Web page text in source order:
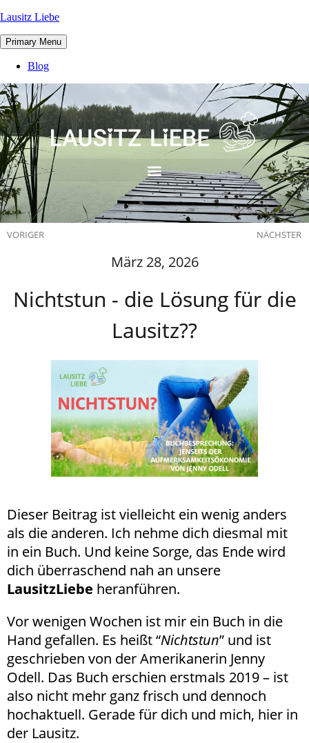
Lausitz Liebe
Primary Menu
Blog
VORIGER NÄCHSTER
März 28, 2026
Nichtstun - die Lösung für die
Lausitz??
Dieser Beitrag ist vielleicht ein wenig anders
als die anderen. Ich nehme dich diesmal mit
in ein Buch. Und keine Sorge, das Ende wird
dich überraschend nah an unsere
LausitzLiebe heranführen.
Vor wenigen Wochen ist mir ein Buch in die
Hand gefallen. Es heißt “Nichtstun” und ist
geschrieben von der Amerikanerin Jenny
Odell. Das Buch erschien erstmals 2019 – ist
also nicht mehr ganz frisch und dennoch
hochaktuell. Gerade für dich und mich, hier in
der Lausitz.